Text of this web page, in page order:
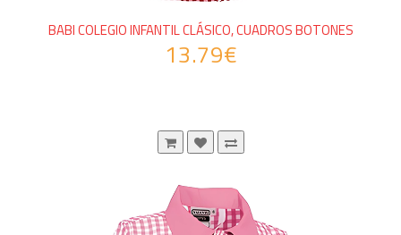
BABI COLEGIO INFANTIL CLÁSICO, CUADROS BOTONES
13.79€